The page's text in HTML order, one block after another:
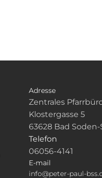
Adresse
Zentrales
Klostergasse 5
63628 Bad
Telefon
06056-4141
E-mail
info@peter-paul-